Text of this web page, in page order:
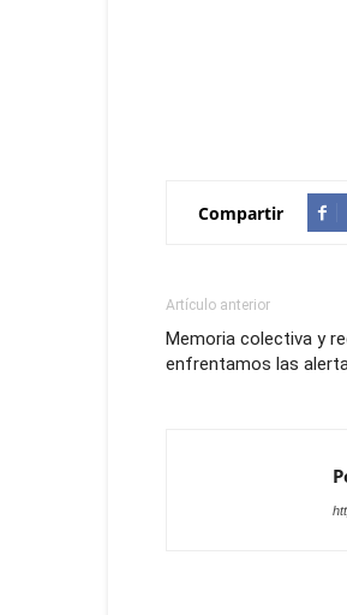
Compartir
Artículo anterior
Memoria colectiva y
enfrentamos las